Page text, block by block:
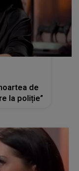
de
la poliție”